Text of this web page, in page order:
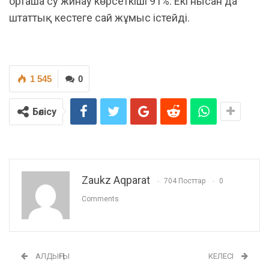
штаттық кестеге сай жұмыс істейді.
0
1 545
Бөлісу
Zaukz Aqparat 704 Посттар 0
Comments
АЛДЫҢҒЫ КЕЛЕСІ